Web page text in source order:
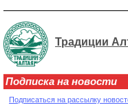
Традиции
Подписка на новости
Подписаться на рассылку